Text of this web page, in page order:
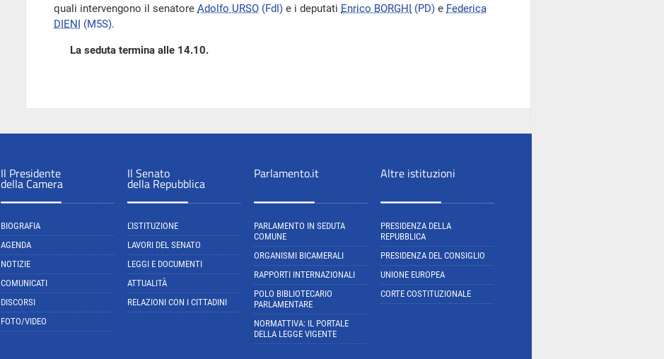
quali intervengono il senatore Adolfo URSO (FdI) e i deputati Enrico BORGHI (PD) e Federica
DIENI (M5S).
La seduta termina alle 14.10.
Il Presidente
della Camera
BIOGRAFIA
AGENDA
NOTIZIE
COMUNICATI
DISCORSI
FOTO/VIDEO
Il Senato
della Repubblica
L'ISTITUZIONE
LAVORI DEL SENATO
LEGGI E DOCUMENTI
ATTUALITÀ
RELAZIONI CON I CITTADINI
Parlamento.it
PARLAMENTO IN SEDUTA
COMUNE
ORGANISMI BICAMERALI
RAPPORTI INTERNAZIONALI
POLO BIBLIOTECARIO
PARLAMENTARE
NORMATTIVA: IL PORTALE
DELLA LEGGE VIGENTE
Altre istituzioni
PRESIDENZA DELLA
REPUBBLICA
PRESIDENZA DEL CONSIGLIO
UNIONE EUROPEA
CORTE COSTITUZIONALE